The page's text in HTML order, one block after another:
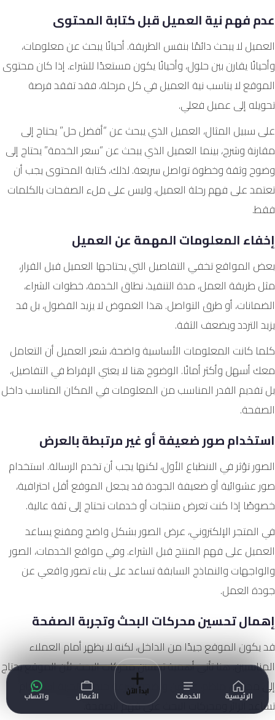
عدم فهم نية العميل قبل كتابة المحتوى
العميل لا يبحث دائمًا بنفس الطريقة. أحيانًا يبحث عن معلومات،
وأحيانًا يقارن بين حلول، وأحيانًا يكون مستعدًا للشراء. إذا كان محتوى
الموقع لا يناسب نية العميل في كل مرحلة، فقد تفقد فرصة
تحويله إلى عميل فعلي.
على سبيل المثال، العميل الذي يبحث عن “أفضل حل” يحتاج إلى
مقارنة وشرح، بينما العميل الذي يبحث عن “سعر الخدمة” يحتاج إلى
وضوح وثقة وخطوة تواصل سريعة. لذلك، كتابة المحتوى يجب أن
تعتمد على فهم رحلة العميل، وليس على ملء الصفحات بالكلمات
فقط.
إخفاء المعلومات المهمة عن العميل
بعض المواقع تخفي التفاصيل التي يحتاجها العميل قبل القرار،
مثل طريقة العمل، مدة التنفيذ، نطاق الخدمة، خطوات الشراء،
الضمانات، أو طرق التواصل. هذا الغموض لا يزيد الفضول، بل قد
يزيد التردد ويضعف الثقة.
كلما كانت المعلومات الأساسية واضحة، شعر العميل أن التعامل
معك أسهل وأكثر أمانًا. الوضوح هنا لا يعني الإفراط في التفاصيل،
بل تقديم القدر المناسب من المعلومات في المكان المناسب داخل
الصفحة.
استخدام صور ضعيفة أو غير مرتبطة بالعرض
الصور تؤثر في الانطباع الأول، لكنها يجب أن تخدم الرسالة. استخدام
صور عشوائية أو ضعيفة الجودة قد يجعل الموقع أقل احترافية،
خصوصًا إذا كنت تعرض منتجات أو خدمات تحتاج إلى ثقة عالية.
في المتجر الإلكتروني، عرض الصور بشكل واضح ومقنع يساعد
العميل على فهم المنتج قبل الشراء. وفي مواقع الخدمات، الصور
والواجهات والنماذج السابقة تساعد على بناء تصور واقعي عن
جودة العمل.
إهمال تحسين محركات البحث وتجربة الصفحة
قد يكون الموقع جيدًا من الداخل، لكنه لا يظهر أمام العملاء
المناسبين. هنا تأتي أهمية تحسين محركات البحث، لأن الموقع يحتاج
إلى محتوى منظم، عناوين واضحة، سرعة جيدة، وتجربة استخدام
تساعد الزائر ومحركات البحث على فهم الصفحة.
الرئيسية الخدمات ابدأ الآن الأعمال واتساب